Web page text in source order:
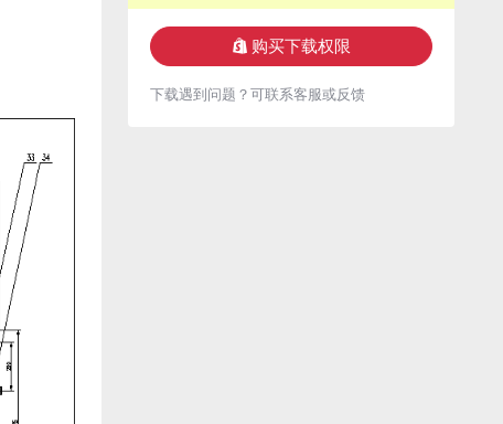
购买下载权限
下载遇到问题？可联系客服或反馈